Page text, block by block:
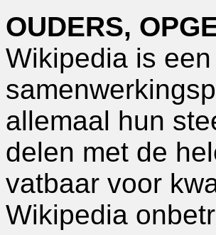
OUDERS,
Wikipedia is
allemaal hun
delen met de
vatbaar voor
Wikipedia